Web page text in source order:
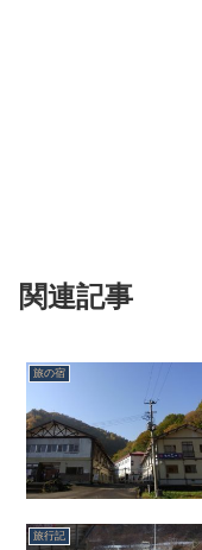
関連記事
旅の宿
旅行記